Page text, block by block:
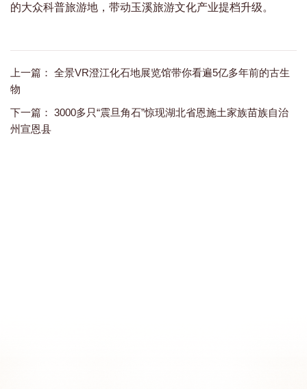
的大众科普旅游地，带动玉溪旅游文化产业提档升级。
上一篇： 全景VR澄江化石地展览馆带你看遍5亿多年前的古生
物
下一篇： 3000多只“震旦角石”惊现湖北省恩施土家族苗族自治
州宣恩县